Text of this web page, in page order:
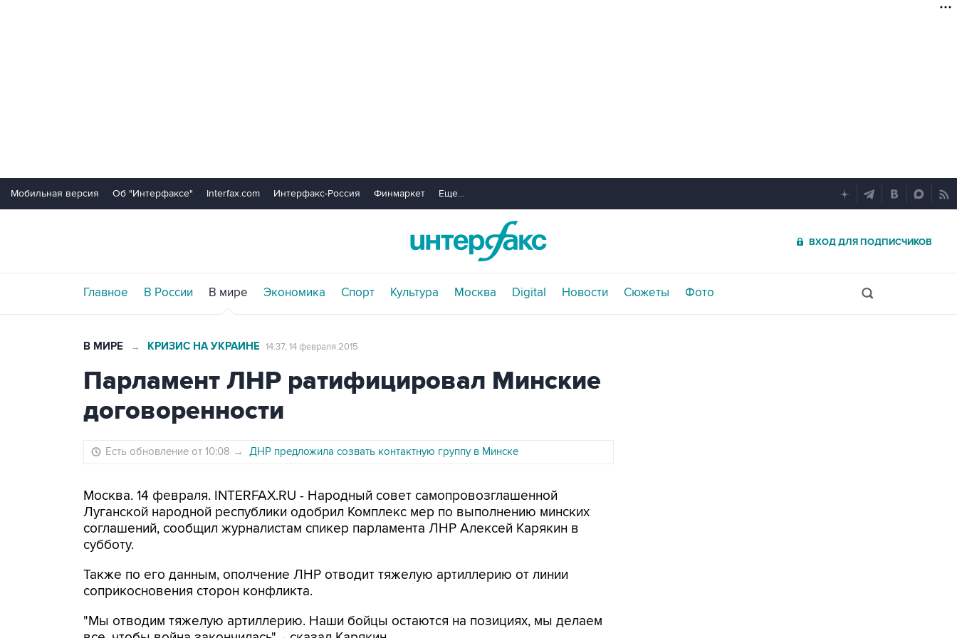
Мобильная версия Об "Интерфаксе" Interfax.com Интерфакс-Россия Финмаркет Еще...
ВХОД ДЛЯ ПОДПИСЧИКОВ
Главное В России В мире Экономика Спорт Культура Москва Digital Новости Сюжеты Фото
В МИРЕ → КРИЗИС НА УКРАИНЕ 14:37, 14 февраля 2015
Парламент ЛНР ратифицировал Минские
договоренности
Есть обновление от 10:08 → ДНР предложила созвать контактную группу в Минске
Москва. 14 февраля. INTERFAX.RU - Народный совет самопровозглашенной
Луганской народной республики одобрил Комплекс мер по выполнению минских
соглашений, сообщил журналистам спикер парламента ЛНР Алексей Карякин в
субботу.
Также по его данным, ополчение ЛНР отводит тяжелую артиллерию от линии
соприкосновения сторон конфликта.
"Мы отводим тяжелую артиллерию. Наши бойцы остаются на позициях, мы делаем